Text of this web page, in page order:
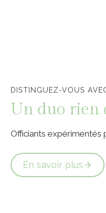
DISTINGUEZ-VOUS
Un duo rien
Officiants expérimentés
En savoir plus